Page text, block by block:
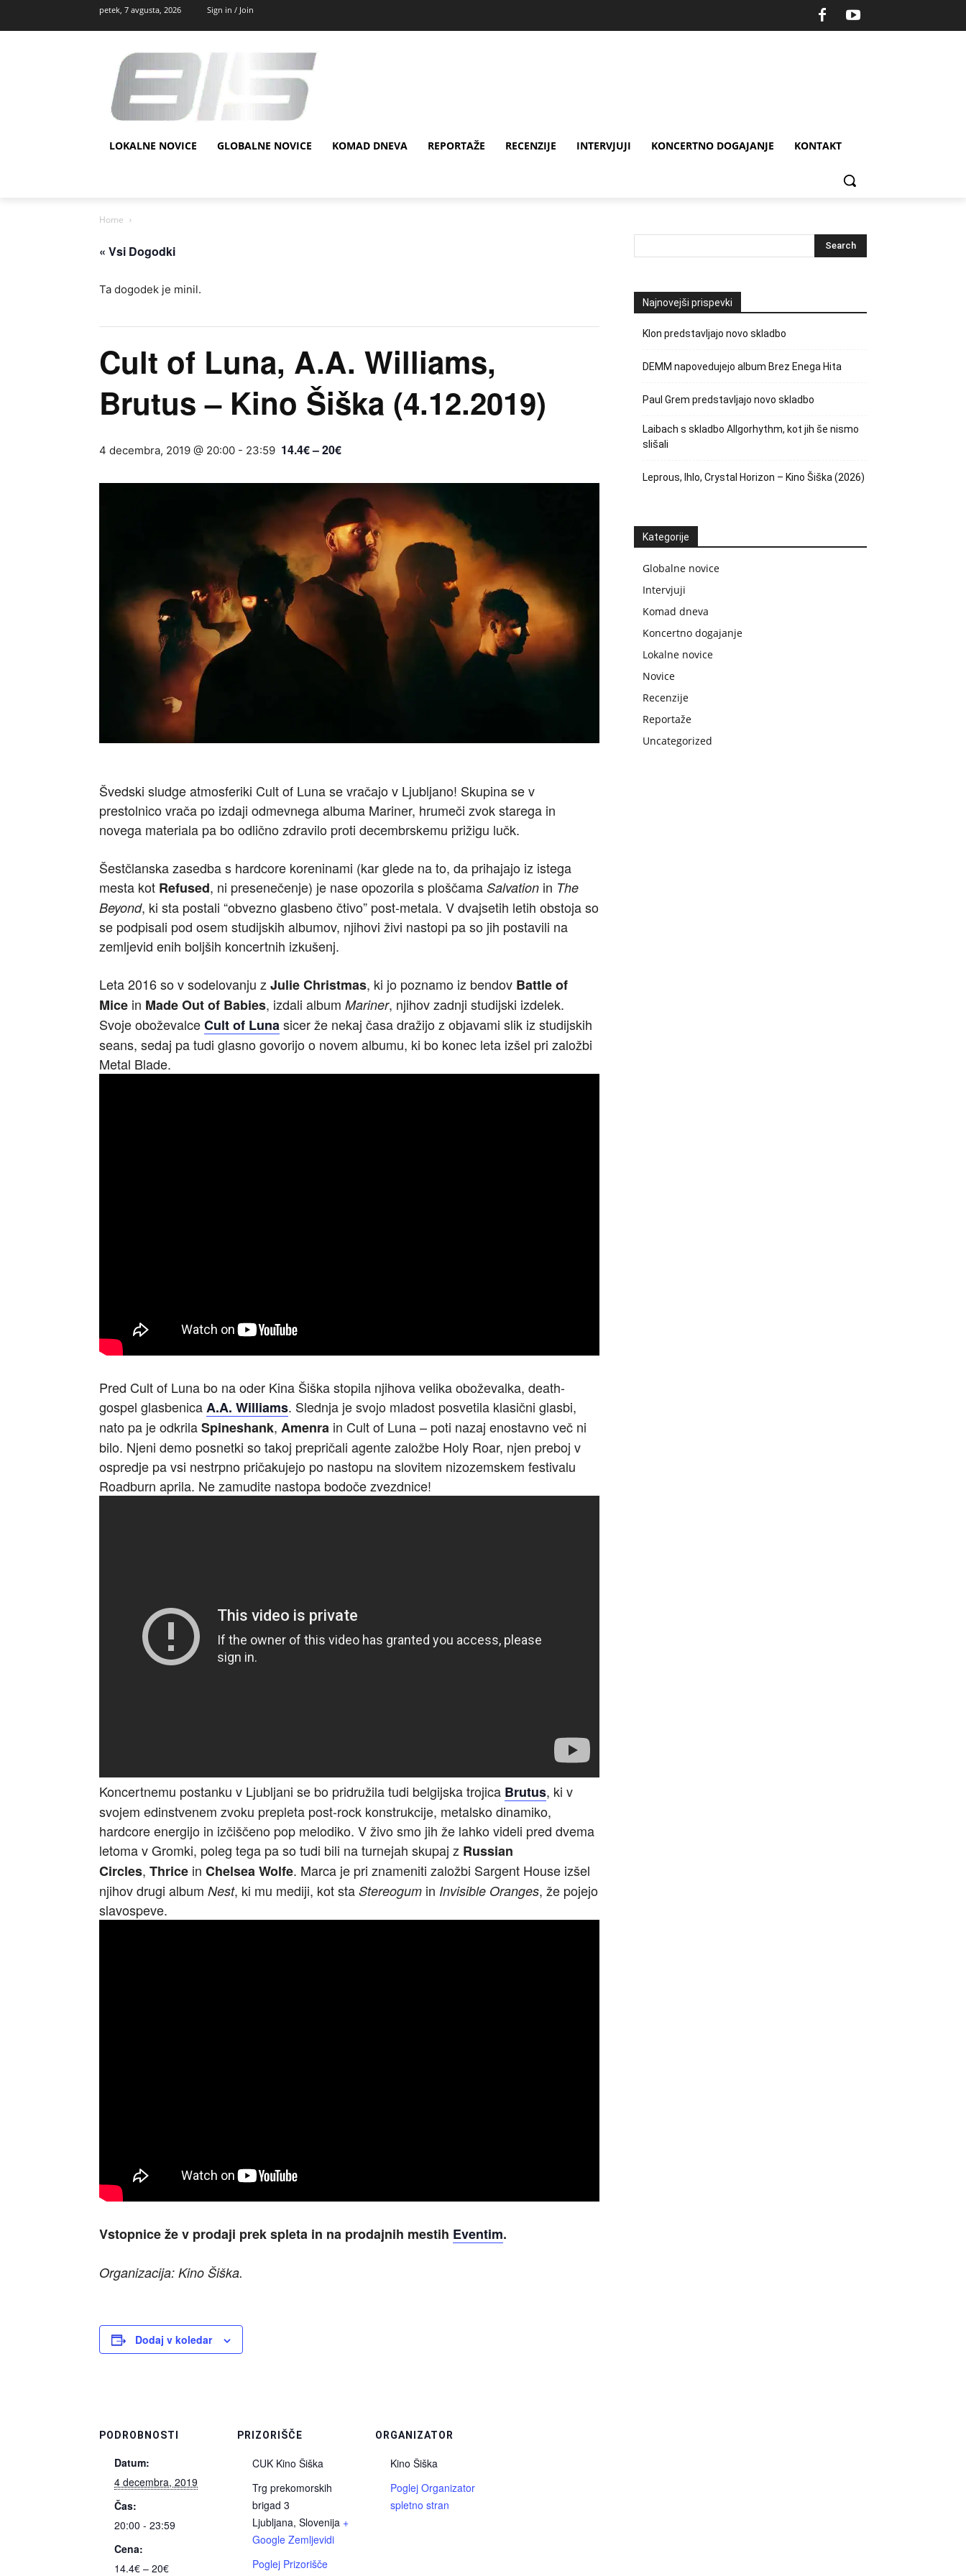
petek, 7 avgusta, 2026 Sign in / Join
LOKALNE NOVICE GLOBALNE NOVICE KOMAD DNEVA REPORTAŽE RECENZIJE INTERVJUJI KONCERTNO DOGAJANJE KONTAKT
Home
« Vsi Dogodki
Ta dogodek je minil.
Cult of Luna, A.A. Williams,
Brutus – Kino Šiška (4.12.2019)
4 decembra, 2019 @ 20:00 - 23:59 14.4€ – 20€
Švedski sludge atmosferiki Cult of Luna se vračajo v Ljubljano! Skupina se v
prestolnico vrača po izdaji odmevnega albuma Mariner, hrumeči zvok starega in
novega materiala pa bo odlično zdravilo proti decembrskemu prižigu lučk.
Šestčlanska zasedba s hardcore koreninami (kar glede na to, da prihajajo iz istega
mesta kot Refused, ni presenečenje) je nase opozorila s ploščama Salvation in The
Beyond, ki sta postali “obvezno glasbeno čtivo” post-metala. V dvajsetih letih obstoja so
se podpisali pod osem studijskih albumov, njihovi živi nastopi pa so jih postavili na
zemljevid enih boljših koncertnih izkušenj.
Leta 2016 so v sodelovanju z Julie Christmas, ki jo poznamo iz bendov Battle of
Mice in Made Out of Babies, izdali album Mariner, njihov zadnji studijski izdelek.
Svoje oboževalceCult of Lunasicer že nekaj časa dražijo z objavami slik iz studijskih
seans, sedaj pa tudi glasno govorijo o novem albumu, ki bo konec leta izšel pri založbi
Metal Blade.
Pred Cult of Luna bo na oder Kina Šiška stopila njihova velika oboževalka, death-
gospel glasbenicaA.A. Williams. Slednja je svojo mladost posvetila klasični glasbi,
nato pa je odkrilaSpineshank, Amenra in Cult of Luna – poti nazaj enostavno več ni
bilo. Njeni demo posnetki so takoj prepričali agente založbe Holy Roar, njen preboj v
ospredje pa vsi nestrpno pričakujejo po nastopu na slovitem nizozemskem festivalu
Roadburn aprila. Ne zamudite nastopa bodoče zvezdnice!
Koncertnemu postanku v Ljubljani se bo pridružila tudi belgijska trojica Brutus, ki v
svojem edinstvenem zvoku prepleta post-rock konstrukcije, metalsko dinamiko,
hardcore energijo in izčiščeno pop melodiko. V živo smo jih že lahko videli pred dvema
letoma v Gromki, poleg tega pa so tudi bili na turnejah skupaj z Russian
Circles, Thrice in ChelseaWolfe. Marca je pri znameniti založbi Sargent House izšel
njihov drugi album Nest, ki mu mediji, kot sta Stereogum in Invisible Oranges, že pojejo
slavospeve.
Vstopnice že v prodaji prek spleta in na prodajnih mestih Eventim.
Organizacija: Kino Šiška.
Dodaj v koledar
PODROBNOSTI
Datum:
4 decembra, 2019
Čas:
20:00 - 23:59
Cena:
14.4€ – 20€
PRIZORIŠČE
CUK Kino Šiška
Trg prekomorskih
brigad 3
Ljubljana, Slovenija +
Google Zemljevidi
Poglej Prizorišče
ORGANIZATOR
Kino Šiška
Poglej Organizator
spletno stran
Najnovejši prispevki
Klon predstavljajo novo skladbo
DEMM napovedujejo album Brez Enega Hita
Paul Grem predstavljajo novo skladbo
Laibach s skladbo Allgorhythm, kot jih še nismo
slišali
Leprous, Ihlo, Crystal Horizon – Kino Šiška (2026)
Kategorije
Globalne novice
Intervjuji
Komad dneva
Koncertno dogajanje
Lokalne novice
Novice
Recenzije
Reportaže
Uncategorized